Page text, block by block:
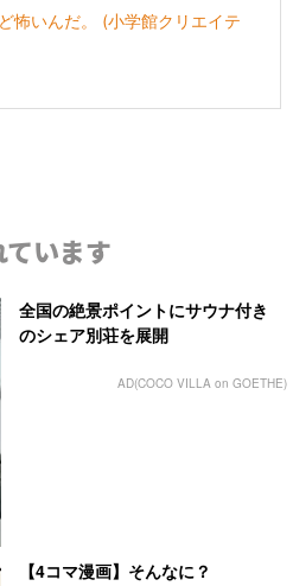
怖いんだ。 (小学館クリエイテ
います
全国の絶景ポイントにサウナ付き
のシェア別荘を展開
AD(COCO VILLA on GOETHE)
【4コマ漫画】そんなに？